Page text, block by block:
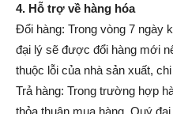
4. Hỗ trợ về hàng hóa
Đổi hàng: Trong vòng 7 ngày
đại lý sẽ được đổi hàng mới
thuộc lỗi của nhà sản xuất,
Trả hàng: Trong trường hợp